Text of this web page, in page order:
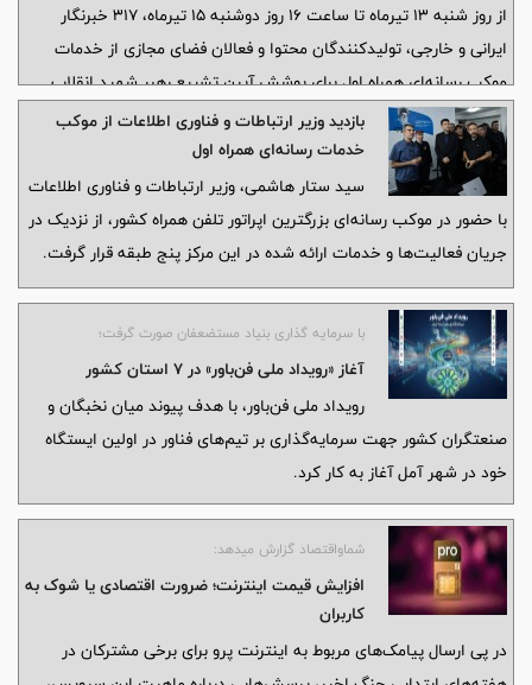
از روز شنبه ۱۳ تیرماه تا ساعت ۱۶ روز دوشنبه ۱۵ تیرماه، ۳۱۷ خبرنگار
ایرانی و خارجی، تولیدکنندگان محتوا و فعالان فضای مجازی از خدمات
موکب رسانه‌ای همراه اول برای پوشش آیین تشییع رهبر شهید انقلاب
استفاده کردند.
بازدید وزیر ارتباطات و فناوری اطلاعات از موکب
خدمات رسانه‌ای همراه اول
سید ستار هاشمی، وزیر ارتباطات و فناوری اطلاعات
با حضور در موکب رسانه‌ای بزرگترین اپراتور تلفن همراه کشور، از نزدیک در
جریان فعالیت‌ها و خدمات ارائه شده در این مرکز پنج طبقه قرار گرفت.
با سرمایه گذاری بنیاد مستضعفان صورت گرفت؛
آغاز «رویداد ملی فن‌باور» در 7 استان کشور
رویداد ملی فن‌باور، با هدف پیوند میان نخبگان و
صنعتگران کشور جهت سرمایه‌گذاری بر تیم‌های فناور در اولین ایستگاه
خود در شهر آمل آغاز به کار کرد.
شماواقتصاد گزارش میدهد:
افزایش قیمت اینترنت؛ ضرورت اقتصادی یا شوک به
کاربران
در پی ارسال پیامک‌های مربوط به اینترنت پرو برای برخی مشترکان در